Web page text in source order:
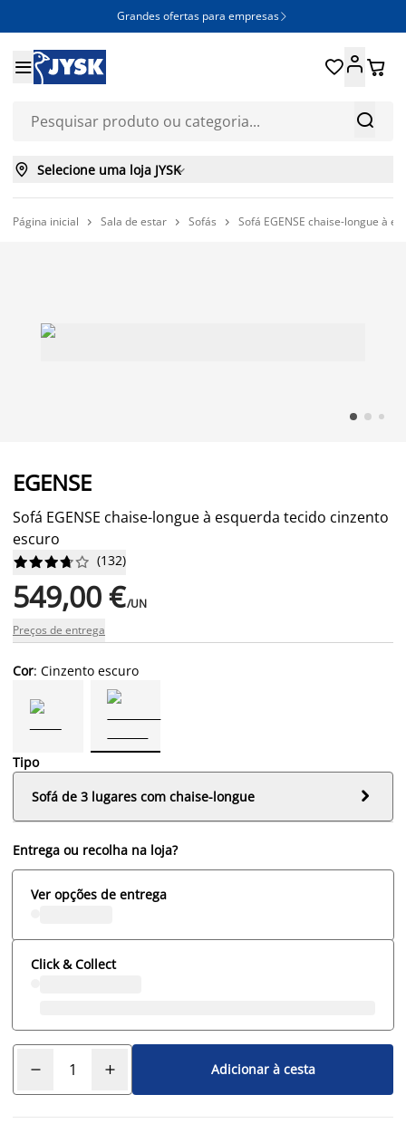
Grandes ofertas para empresas 


 
 Selecione uma loja JYSK
Página inicial  Sala de estar  Sofás  Sofá EGENSE chaise-longue à
EGENSE
Sofá EGENSE chaise-longue à esquerda tecido cinzento
escuro





 (132)
549,00 €/UN
Preços de entrega
Cor: Cinzento escuro
Tipo
Sofá de 3 lugares com chaise-longue

Entrega ou recolha na loja?
Ver opções de entrega
Click & Collect
Adicionar à cesta